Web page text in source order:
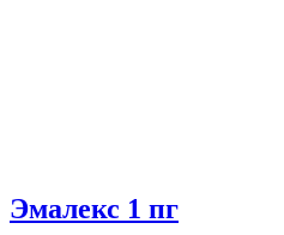
Эмалекс 1 пг